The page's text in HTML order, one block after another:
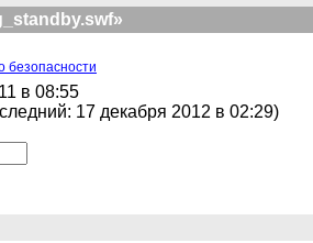
в 08:55
17 декабря 2012 в 02:29)